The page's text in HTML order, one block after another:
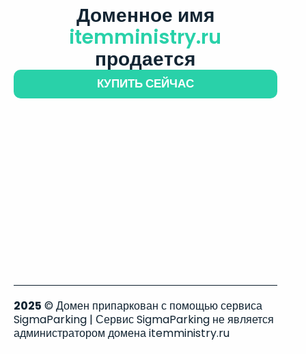
Доменное имя
itemministry.ru
продается
КУПИТЬ СЕЙЧАС
2025 © Домен припаркован с помощью сервиса
SigmaParking | Сервис SigmaParking не является
администратором домена itemministry.ru